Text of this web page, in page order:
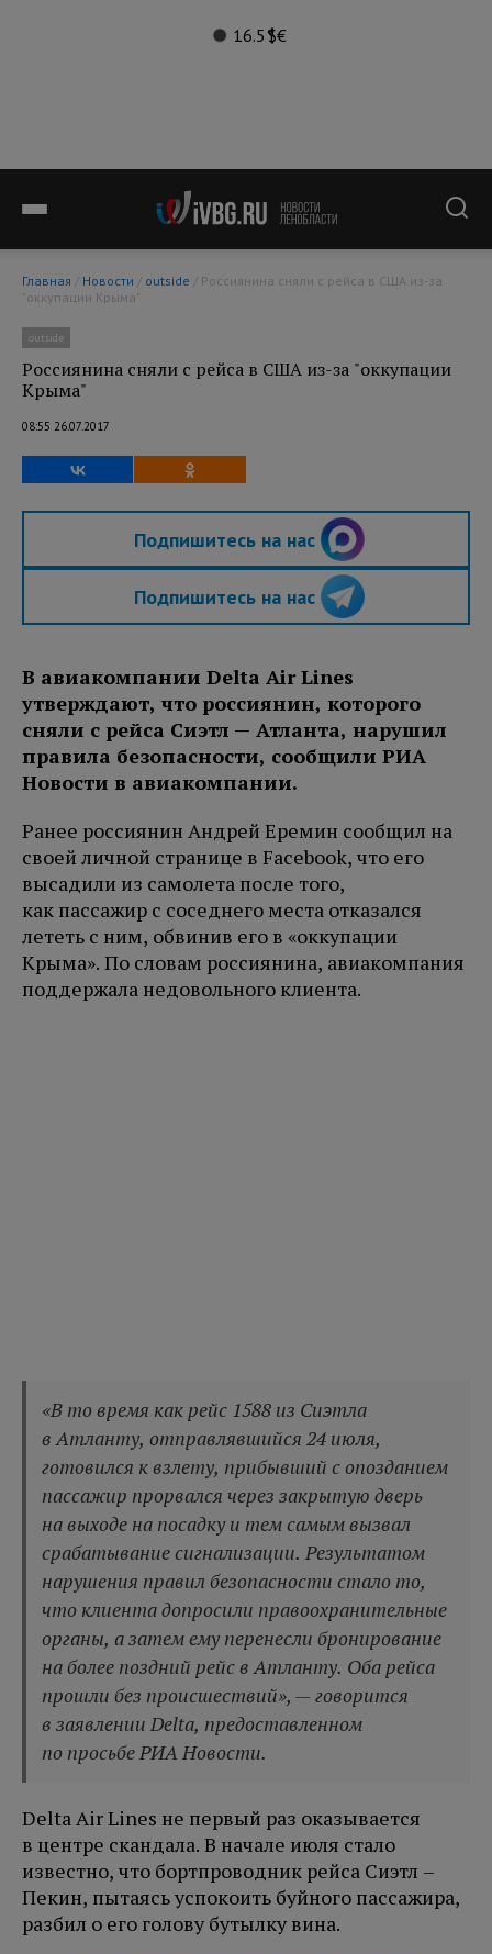
16.5°$€
Главная / Новости / outside
"оккупации Крыма"
outside
Россиянина сняли с рейса в США из-за "оккупации
Крыма"
08:55 26.07.2017
Подпишитесь на нас
Подпишитесь на нас
В авиакомпании Delta Air Lines
утверждают, что россиянин, которого
сняли с рейса Сиэтл — Атланта, нарушил
правила безопасности, сообщили РИА
Новости в авиакомпании.
Ранее россиянин Андрей Еремин сообщил на
своей личной странице в Facebook, что его
высадили из самолета после того,
как пассажир с соседнего места отказался
лететь с ним, обвинив его в «оккупации
Крыма». По словам россиянина, авиакомпания
поддержала недовольного клиента.
«В то время как рейс 1588 из Сиэтла
в Атланту, отправлявшийся 24 июля,
готовился к взлету, прибывший с опозданием
пассажир прорвался через закрытую дверь
на выходе на посадку и тем самым вызвал
срабатывание сигнализации. Результатом
нарушения правил безопасности стало то,
что клиента допросили правоохранительные
органы, а затем ему перенесли бронирование
на более поздний рейс в Атланту. Оба рейса
прошли без происшествий», — говорится
в заявлении Delta, предоставленном
по просьбе РИА Новости.
Delta Air Lines не первый раз оказывается
в центре скандала. В начале июля стало
известно, что бортпроводник рейса Сиэтл –
Пекин, пытаясь успокоить буйного пассажира,
разбил о его голову бутылку вина.